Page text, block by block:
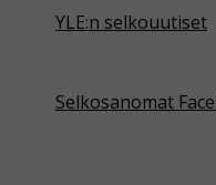
YLE:n selkouutiset
Selkosanomat